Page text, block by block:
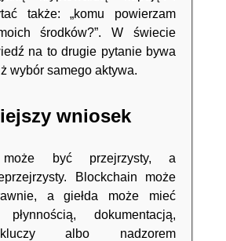
także: „komu powierzam
środków?”. W świecie
na to drugie pytanie bywa
wybór samego aktywa.
wniosek
może być przejrzysty, a
Blockchain może
a giełda może mieć
dokumentacją,
albo nadzorem